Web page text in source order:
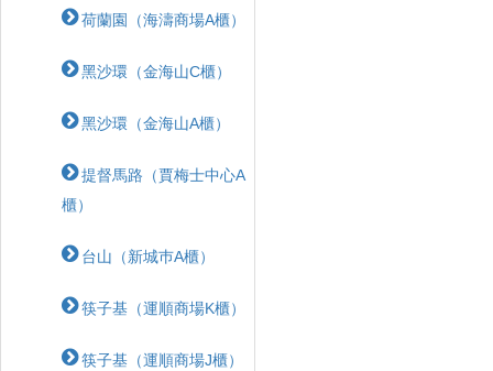
荷蘭園（海濤商場A櫃）
黑沙環（金海山C櫃）
黑沙環（金海山A櫃）
提督馬路（賈梅士中心A
櫃）
台山（新城巿A櫃）
筷子基（運順商場K櫃）
筷子基（運順商場J櫃）